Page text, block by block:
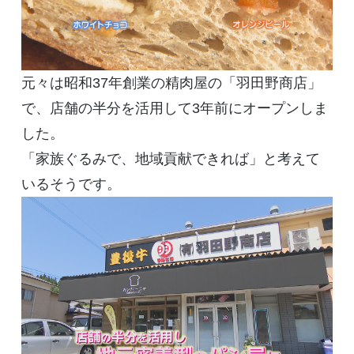
元々は昭和37年創業の精肉屋の「羽田野商店」
で、店舗の半分を活用して3年前にオープンしま
した。
「家族ぐるみで、地域貢献できれば」と考えて
いるそうです。